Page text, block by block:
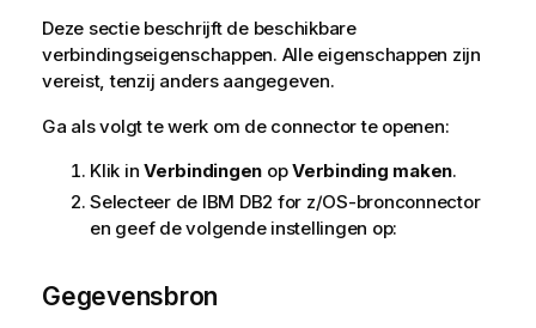
e
Deze sectie beschrijft de beschikbare
verbindingseigenschappen. Alle eigenschappen zijn
vereist, tenzij anders aangegeven.
Ga als volgt te werk om de connector te openen:
Klik in Verbindingen opVerbinding maken.
Selecteer de IBM DB2 for z/OS-bronconnector
en geef de volgende instellingen op:
Gegevensbron